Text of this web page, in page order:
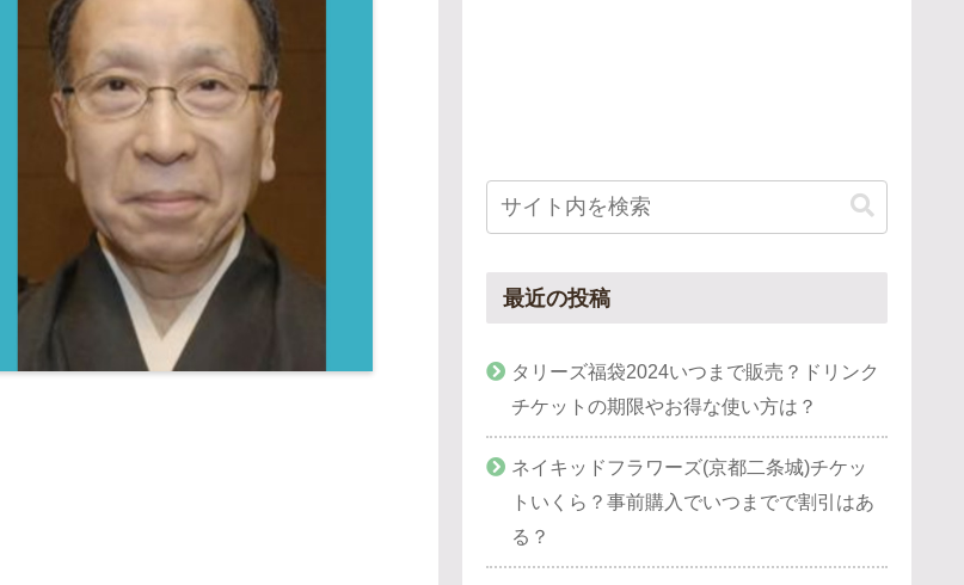
最近の投稿
タリーズ福袋2024いつまで販売？ドリンク
チケットの期限やお得な使い方は？
ネイキッドフラワーズ(京都二条城)チケッ
トいくら？事前購入でいつまでで割引はあ
る？